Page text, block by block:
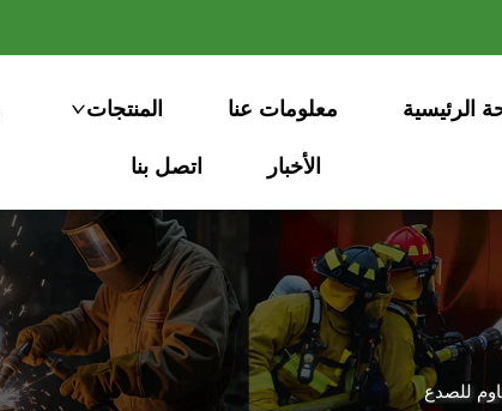
الرئيسية معلومات عنا المنتجات
الأخبار اتصل بنا
للصدع